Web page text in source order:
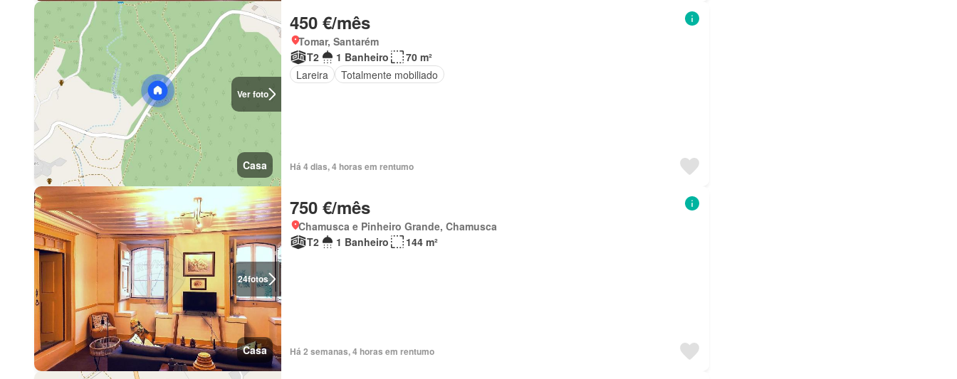
Ver foto
Casa
450 €/mês
Tomar, Santarém
T2
1 Banheiro
70 m²
Lareira
Totalmente mobiliado
Há 4 dias, 4 horas em rentumo
24fotos
Casa
750 €/mês
Chamusca e Pinheiro Grande, Chamusca
T2
1 Banheiro 144 m²
Há 2 semanas, 4 horas em rentumo